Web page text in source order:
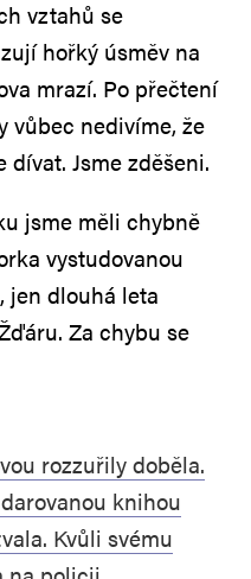
vztahů se
hořký úsměv na
mrazí. Po přečtení
vůbec nedivíme, že
dívat. Jsme zděšeni.
jsme měli chybně
vystudovanou
jen dlouhá leta
Za chybu se
rozzuřily doběla.
knihou
Kvůli svému